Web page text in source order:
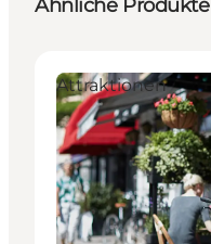
Ähnliche Produkte
Attraktionen